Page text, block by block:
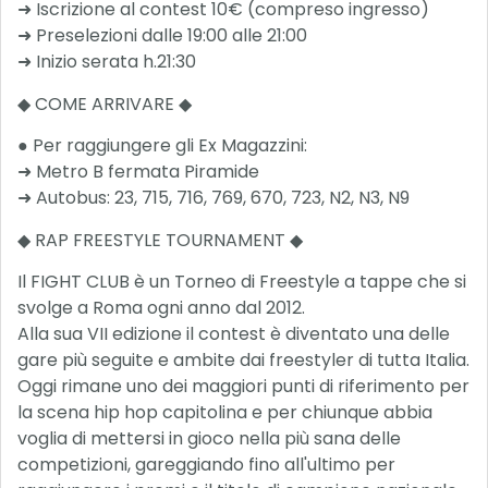
➜ Iscrizione al contest 10€ (compreso ingresso)
➜ Preselezioni dalle 19:00 alle 21:00
➜ Inizio serata h.21:30
◆ COME ARRIVARE ◆
● Per raggiungere gli Ex Magazzini:
➜ Metro B fermata Piramide
➜ Autobus: 23, 715, 716, 769, 670, 723, N2, N3, N9
◆ RAP FREESTYLE TOURNAMENT ◆
Il FIGHT CLUB è un Torneo di Freestyle a tappe che si
svolge a Roma ogni anno dal 2012.
Alla sua VII edizione il contest è diventato una delle
gare più seguite e ambite dai freestyler di tutta Italia.
Oggi rimane uno dei maggiori punti di riferimento per
la scena hip hop capitolina e per chiunque abbia
voglia di mettersi in gioco nella più sana delle
competizioni, gareggiando fino all'ultimo per